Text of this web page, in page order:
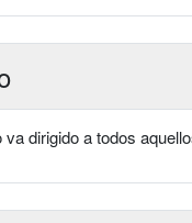
dirigido a todos